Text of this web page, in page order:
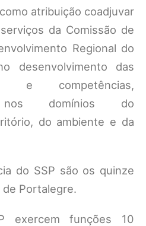
atribuição coadjuvar
da Comissão de
Regional do
desenvolvimento das
e competências,
nos domínios do
do ambiente e da
do SSP são os quinze
Portalegre.
exercem funções 10